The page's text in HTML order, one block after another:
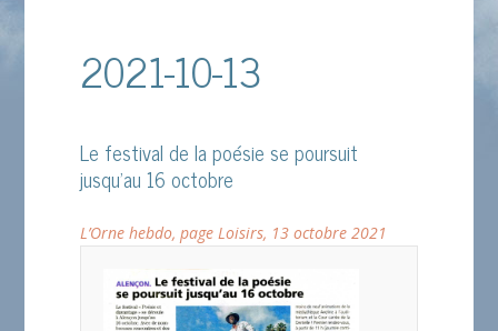
2021-10-13
Le festival de la poésie se poursuit
jusqu’au 16 octobre
L’Orne hebdo, page Loisirs, 13 octobre 2021